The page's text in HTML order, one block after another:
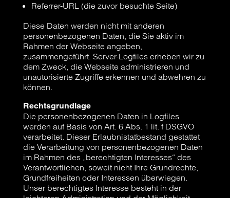
Referrer-URL (die zuvor besuchte Seite)
Diese Daten werden nicht mit anderen
personenbezogenen Daten, die Sie aktiv im
Rahmen der Webseite angeben,
zusammengeführt. Server-Logfiles erheben wir zu
dem Zweck, die Webseite administrieren und
unautorisierte Zugriffe erkennen und abwehren zu
können.
Rechtsgrundlage
Die personenbezogenen Daten in Logfiles
werden auf Basis von Art. 6 Abs. 1 lit. f DSGVO
verarbeitet. Dieser Erlaubnistatbestand gestattet
die Verarbeitung von personenbezogenen Daten
im Rahmen des „berechtigten Interesses“ des
Verantwortlichen, soweit nicht Ihre Grundrechte,
Grundfreiheiten oder Interessen überwiegen.
Unser berechtigtes Interesse besteht in der